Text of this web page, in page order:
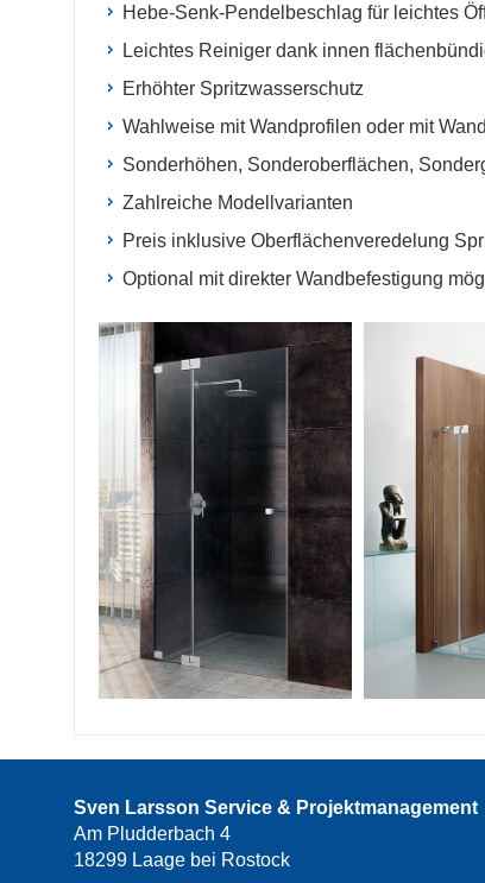
Hebe-Senk-Pendelbeschlag für leichtes
Leichtes Reiniger dank innen
Erhöhter Spritzwasserschutz
Wahlweise mit Wandprofilen oder mit
Sonderhöhen, Sonderoberflächen,
Zahlreiche Modellvarianten
Preis inklusive Oberflächenveredelung
Optional mit direkter Wandbefestigung
Sven Larsson Service & Projektmanagement
Am Pludderbach 4
18299 Laage bei Rostock